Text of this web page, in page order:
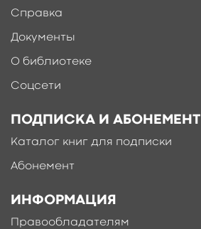
Справка
Документы
О библиотеке
Соцсети
ПОДПИСКА И АБОНЕМЕНТ
Каталог книг для подписки
Абонемент
ИНФОРМАЦИЯ
Правообладателям